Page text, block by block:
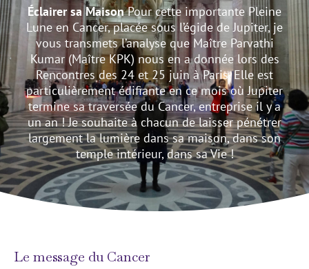
Éclairer sa MaisonPour cette importante Pleine
Lune en Cancer, placée sous l’égide de Jupiter, je
vous transmets l’analyse que Maître Parvathi
Kumar (Maître KPK) nous en a donnée lors des
Rencontres des 24 et 25 juin à Paris. Elle est
particulièrement édifiante en ce mois où Jupiter
termine sa traversée du Cancer, entreprise il y a
un an ! Je souhaite à chacun de laisser pénétrer
largement la lumière dans sa maison, dans son
temple intérieur, dans sa Vie !
Le message du Cancer